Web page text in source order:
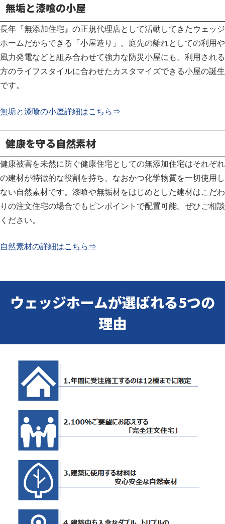
無垢と漆喰の小屋
長年『無添加住宅』の正規代理店として活動してきたウェッジ
ホームだからできる「小屋造り」。庭先の離れとしての利用や
風力発電などと組み合わせて強力な防災小屋にも。利用される
方のライフスタイルに合わせたカスタマイズできる小屋の誕生
です。
無垢と漆喰の小屋詳細はこちら⇒
健康を守る自然素材
健康被害を未然に防ぐ健康住宅としての無添加住宅はそれぞれ
の建材が特徴的な役割を持ち、なおかつ化学物質を一切使用し
ない自然素材です。 漆喰や無垢材をはじめとした建材はこだわ
りの注文住宅の場合でもピンポイントで配置可能。ぜひご相談
ください。
自然素材の詳細はこちら⇒
ウェッジホームが選ばれる5つの
理由